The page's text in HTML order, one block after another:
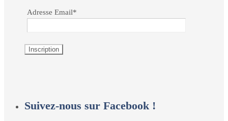
Adresse Email*
Suivez-nous sur Facebook !